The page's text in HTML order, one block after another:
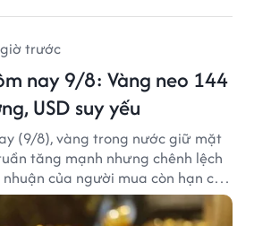
trước
nay 9/8: Vàng neo 144
USD suy yếu
(9/8), vàng trong nước giữ mặt
tăng mạnh nhưng chênh lệch
của người mua còn hạn chế,
ép sau dữ liệu việc làm Mỹ gây